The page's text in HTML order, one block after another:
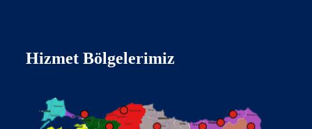
Hizmet Bölgelerimiz